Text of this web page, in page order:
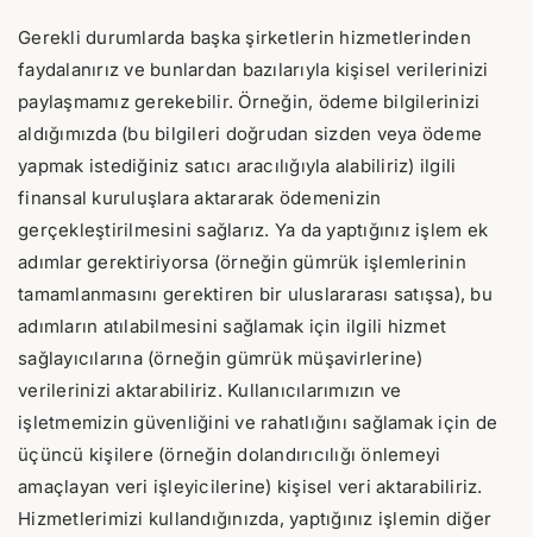
Gerekli durumlarda başka şirketlerin hizmetlerinden
faydalanırız ve bunlardan bazılarıyla kişisel verilerinizi
paylaşmamız gerekebilir. Örneğin, ödeme bilgilerinizi
aldığımızda (bu bilgileri doğrudan sizden veya ödeme
yapmak istediğiniz satıcı aracılığıyla alabiliriz) ilgili
finansal kuruluşlara aktararak ödemenizin
gerçekleştirilmesini sağlarız. Ya da yaptığınız işlem ek
adımlar gerektiriyorsa (örneğin gümrük işlemlerinin
tamamlanmasını gerektiren bir uluslararası satışsa), bu
adımların atılabilmesini sağlamak için ilgili hizmet
sağlayıcılarına (örneğin gümrük müşavirlerine)
verilerinizi aktarabiliriz. Kullanıcılarımızın ve
işletmemizin güvenliğini ve rahatlığını sağlamak için de
üçüncü kişilere (örneğin dolandırıcılığı önlemeyi
amaçlayan veri işleyicilerine) kişisel veri aktarabiliriz.
Hizmetlerimizi kullandığınızda, yaptığınız işlemin diğer